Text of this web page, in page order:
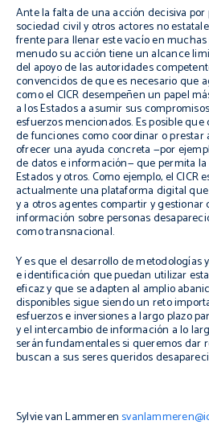
Ante la falta de una acción decisiva por
sociedad civil y otros actores no
frente para llenar este vacío en
menudo su acción tiene un alcance
del apoyo de las autoridades
convencidos de que es necesario que
como el CICR desempeñen un papel
a los Estados a asumir sus
esfuerzos mencionados. Es posible
de funciones como coordinar o prestar
ofrecer una ayuda concreta —por
de datos e información— que permita
Estados y otros. Como ejemplo, el CICR
actualmente una plataforma digital
y a otros agentes compartir y
información sobre personas
como transnacional.
Y es que el desarrollo de metodologías
e identificación que puedan utilizar
eficaz y que se adapten al amplio
disponibles sigue siendo un reto
esfuerzos e inversiones a largo plazo
y el intercambio de información a lo
serán fundamentales si queremos dar
buscan a sus seres queridos
Sylvie van Lammeren